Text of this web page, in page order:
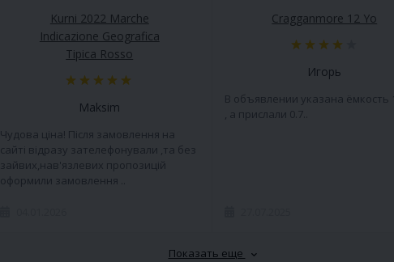
Kurni 2022 Marche
Indicazione Geografica
Tipica Rosso
Maksim
Чудова ціна! Після замовлення на
сайті відразу зателефонували ,та без
зайвих,нав'язлевих пропозицій
оформили замовлення ..
Cragganmore 12 Yo
Игорь
В объявлении указана ёмкость
, а прислали 0.7..
Показать еще